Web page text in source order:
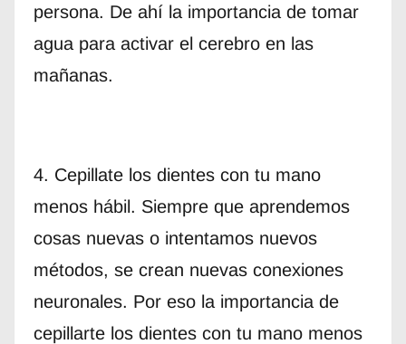
persona. De ahí la importancia de tomar
agua para activar el cerebro en las
mañanas.
4. Cepillate los dientes con tu mano
menos hábil. Siempre que aprendemos
cosas nuevas o intentamos nuevos
métodos, se crean nuevas conexiones
neuronales. Por eso la importancia de
cepillarte los dientes con tu mano menos